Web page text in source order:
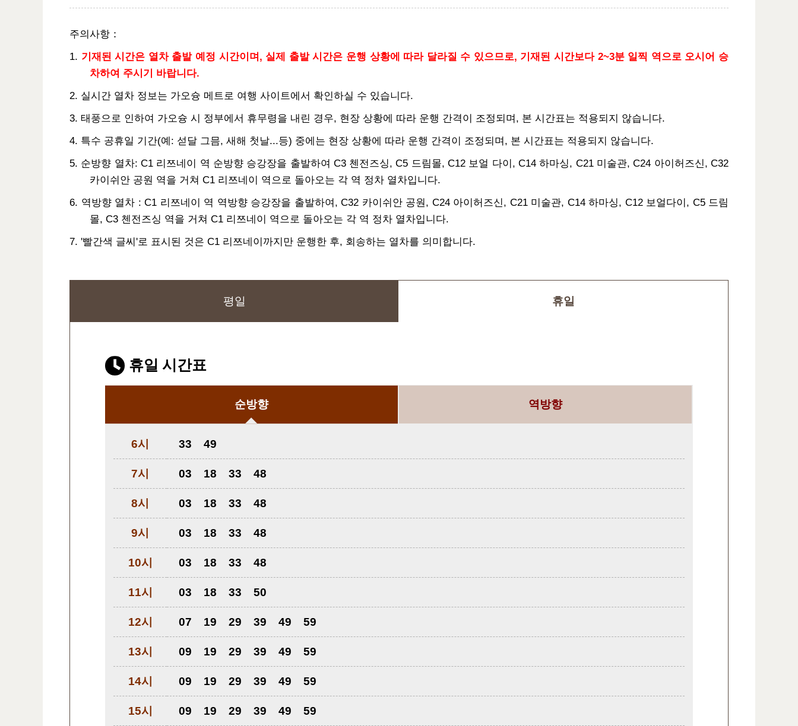
주의사항：
1. 기재된 시간은 열차 출발 예정 시간이며, 실제 출발 시간은 운행 상황에 따라 달라질 수 있으므로, 기재된 시간보다 2~3분 일찍 역으로 오시어 승
차하여 주시기 바랍니다.
2. 실시간 열차 정보는 가오슝 메트로 여행 사이트에서 확인하실 수 있습니다.
3. 태풍으로 인하여 가오슝 시 정부에서 휴무령을 내린 경우, 현장 상황에 따라 운행 간격이 조정되며, 본 시간표는 적용되지 않습니다.
4. 특수 공휴일 기간(예: 섣달 그믐, 새해 첫날...등) 중에는 현장 상황에 따라 운행 간격이 조정되며, 본 시간표는 적용되지 않습니다.
5. 순방향 열차: C1 리쯔네이 역 순방향 승강장을 출발하여 C3 첸전즈싱, C5 드림몰, C12 보얼 다이, C14 하마싱, C21 미술관, C24 아이허즈신, C32
카이쉬안 공원 역을 거쳐 C1 리쯔네이 역으로 돌아오는 각 역 정차 열차입니다.
6. 역방향 열차 : C1 리쯔네이 역 역방향 승강장을 출발하여, C32 카이쉬안 공원, C24 아이허즈신, C21 미술관, C14 하마싱, C12 보얼다이, C5 드림
몰, C3 첸전즈싱 역을 거쳐 C1 리쯔네이 역으로 돌아오는 각 역 정차 열차입니다.
7. '빨간색 글씨'로 표시된 것은 C1 리쯔네이까지만 운행한 후, 회송하는 열차를 의미합니다.
평일 휴일
휴일 시간표
순방향 역방향
6시 33 49
7시 03 18 33 48
8시 03 18 33 48
9시 03 18 33 48
10시 03 18 33 48
11시 03 18 33 50
12시 07 19 29 39 49 59
13시 09 19 29 39 49 59
14시 09 19 29 39 49 59
15시 09 19 29 39 49 59